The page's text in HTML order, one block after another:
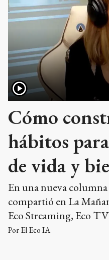
Cómo
hábitos
de vida y
En una nueva
compartió en La
Eco Streaming, Eco
fundamentales para
PorEl Eco IA